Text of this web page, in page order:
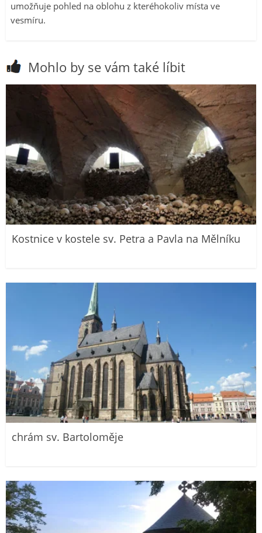
umožňuje pohled na oblohu z kteréhokoliv místa ve
vesmíru.
Mohlo by se vám také líbit
Kostnice v kostele sv. Petra a Pavla na Mělníku
chrám sv. Bartoloměje